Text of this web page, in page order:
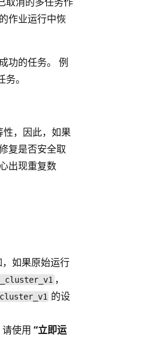
作业运行中恢
功的任务。 例
。
，因此，如果
复是否安全取
出现重复数
如果原始运行
，
的设
使用 “立即运